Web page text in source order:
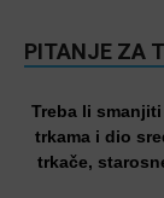
PITANJE ZA
Treba li
trkama i dio
trkače,